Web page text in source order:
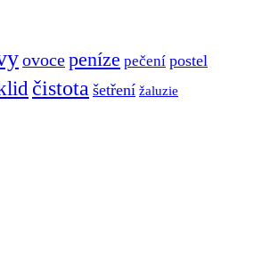
ovocepeníze pečení postel
čistota šetření žaluzie